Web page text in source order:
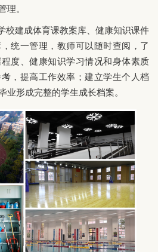
理。
校建成体育课教案库、健康知识课件
统一管理，教师可以随时查阅，了
度、健康知识学习情况和身体素质
，提高工作效率；建立学生个人档
业形成完整的学生成长档案。